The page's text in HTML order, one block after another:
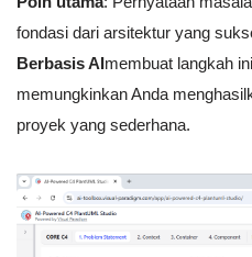
fondasi dari arsitektur yang
Berbasis AImembuat langkah
memungkinkan Anda
proyek yang sederhana.